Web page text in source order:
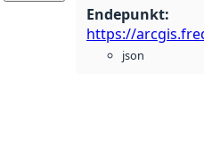
Endepunkt:
json